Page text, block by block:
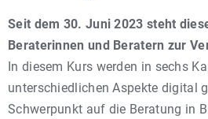
Seit dem 30. Juni 2023 steht
Beraterinnen und Beratern zur
In diesem Kurs werden in sechs
unterschiedlichen Aspekte digital
Schwerpunkt auf die Beratung in